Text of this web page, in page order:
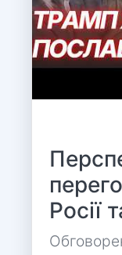
Росії